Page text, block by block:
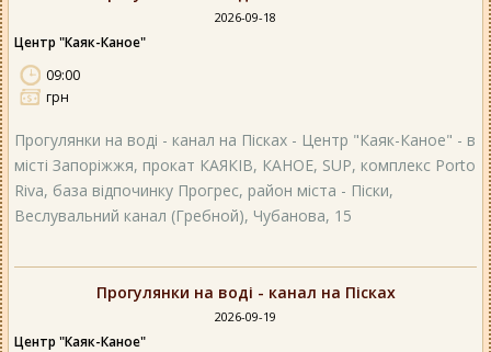
2026-09-18
Центр "Каяк-Каное"
09:00
грн
Прогулянки на воді - канал на Пісках - Центр "Каяк-Каное" - в
місті Запоріжжя, прокат КАЯКІВ, КАНОЕ, SUP, комплекс Porto
Riva, база відпочинку Прогрес, район міста - Піски,
Веслувальний канал (Гребной), Чубанова, 15
Прогулянки на воді - канал на Пісках
2026-09-19
Центр "Каяк-Каное"